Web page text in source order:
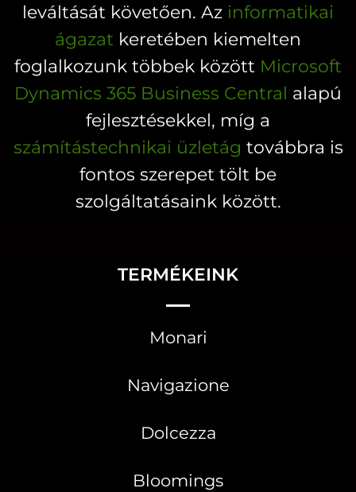
leváltását követően. Az informatikai
ágazat keretében kiemelten
foglalkozunk többek között Microsoft
Dynamics 365 Business Central alapú
fejlesztésekkel, míg a
számítástechnikai üzletág továbbra is
fontos szerepet tölt be
szolgáltatásaink között.
TERMÉKEINK
Monari
Navigazione
Dolcezza
Bloomings